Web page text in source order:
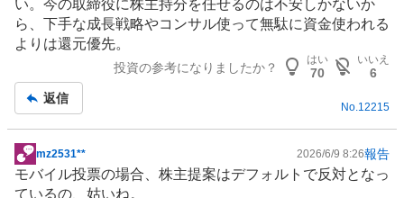
記
事
い。今の取締役に株主持分を任せるのは不安しかないか
ら、下手な成長戦略やコンサル使って無駄に資金使われる
よりは還元優先。
投資の参考になりましたか？
はい
70
いいえ
6
返信
No.12215
掲
示
mz2531** 2026/6/9 8:26報告
モバイル投票の場合、株主提案はデフォルトで反対となっ
ているの、姑いね。